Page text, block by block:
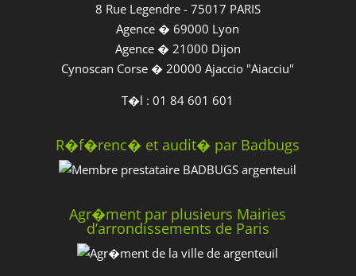
8 Rue Legendre - 75017 PARIS
Agence � 69000 Lyon
Agence � 21000 Dijon
Cynoscan Corse � 20000 Ajaccio "Aiacciu"
T�l : 01 84 601 601
R�f�renc� et audit� par Badbugs
Agr�ment par plusieurs Mairies
d’arrondissements de Paris